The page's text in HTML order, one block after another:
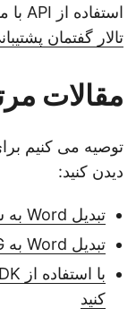
استفاده از API با مشکلی مواجه شدید، لطفاً از طریق
تالار گفتمان
مقالات
توصیه می کنیم
دیدن کنید:
تبدیل Word به سند TIFF در پایتون
تبدیل Word به PNG آنلاین با استفاده از پایتون
کنید